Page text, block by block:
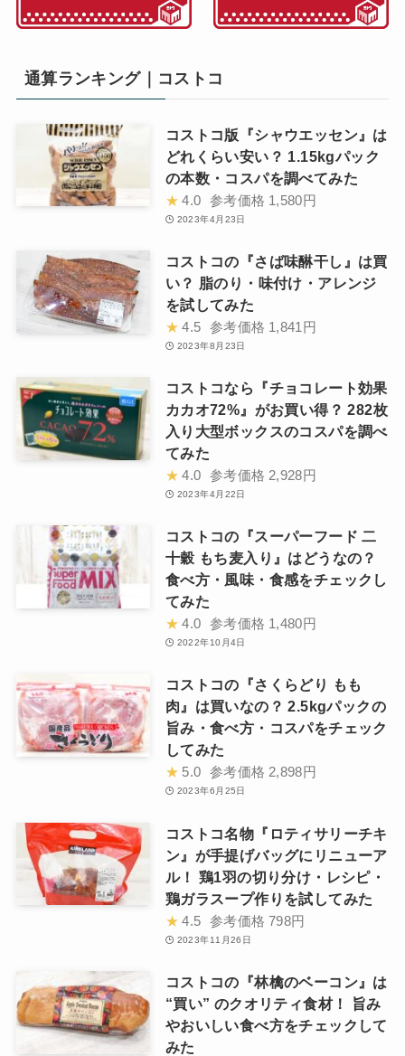
通算ランキング｜コストコ
コストコ版『シャウエッセン』は
どれくらい安い？ 1.15kgパック
の本数・コスパを調べてみた
★ 4.0 参考価格 1,580円
2023年4月23日
コストコの『さば味醂干し』は買
い？ 脂のり・味付け・アレンジ
を試してみた
★ 4.5 参考価格 1,841円
2023年8月23日
コストコなら『チョコレート効果
カカオ72%』がお買い得？ 282枚
入り大型ボックスのコスパを調べ
てみた
★ 4.0 参考価格 2,928円
2023年4月22日
コストコの『スーパーフード 二
十穀 もち麦入り』はどうなの？
食べ方・風味・食感をチェックし
てみた
★ 4.0 参考価格 1,480円
2022年10月4日
コストコの『さくらどり もも
肉』は買いなの？ 2.5kgパックの
旨み・食べ方・コスパをチェック
してみた
★ 5.0 参考価格 2,898円
2023年6月25日
コストコ名物『ロティサリーチキ
ン』が手提げバッグにリニューア
ル！ 鶏1羽の切り分け・レシピ・
鶏ガラスープ作りを試してみた
★ 4.5 参考価格 798円
2023年11月26日
コストコの『林檎のベーコン』は
“買い” のクオリティ食材！ 旨み
やおいしい食べ方をチェックして
みた